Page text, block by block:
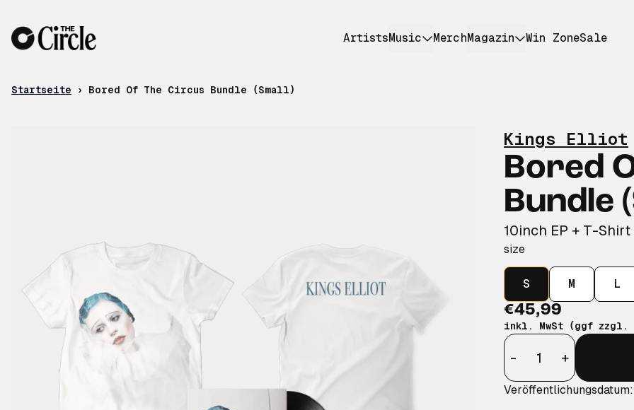
ArtistsMusic MerchMagazin Win ZoneSale
Startseite › Bored Of The Circus Bundle (Small)
Kings Elliot
Bored
Bundle
10inch EP + T-Shirt
size
S M L
€45,99
inkl. MwSt (ggf zzgl.
Anzahl
-
+